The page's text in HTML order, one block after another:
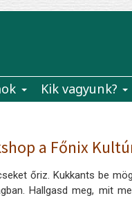
Kik vagyunk?
a Főnix
őriz. Kukkants be
Hallgasd meg, mit